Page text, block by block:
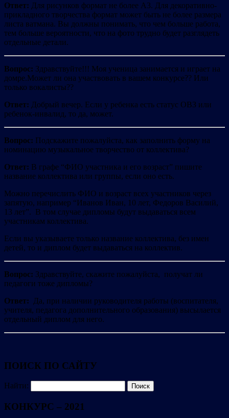
Ответ: Для рисунков формат не более А3. Для декоративно-
прикладного творчества формат может быть не более размера
листа ватмана. Вы должны понимать, что чем больше работа,
тем больше вероятности, что на фото трудно будет разглядеть
отдельные детали.
Вопрос: Здравствуйте!!! Моя ученица занимается и играет на
домре.Может ли она участвовать в вашем конкурсе?? Или
только вокалисты??
Ответ: Добрый вечер. Если у ребенка есть статус ОВЗ или
ребенок-инвалид, то да, может.
Вопрос: Подскажите пожалуйста, как заполнить форму на
номинацию музыкальное творчество от коллектива?
Ответ: В графе “ФИО участника и его возраст” пишите
название коллектива или группы, если оно есть.
Можно перечислить ФИО и возраст всех участников через
запятую, например “Иванов Иван, 10 лет, Федоров Василий,
13 лет”. В том случае дипломы будут выдаваться всем
участникам коллектива.
Если вы указываете только название коллектива, без имен
детей, то и диплом будет выдаваться на коллектив.
Вопрос: Здравствуйте, скажите пожалуйста, получат ли
педагоги тоже дипломы?
Ответ: Да, при наличии руководителя работы (воспитателя,
учителя, педагога дополнительного образования) высылается
отдельный диплом для него.
ПОИСК ПО САЙТУ
Найти:
КОНКУРС – 2021